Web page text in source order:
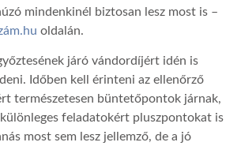
mindenkinél biztosan lesz most is –
oldalán.
járó vándordíjért idén is
Időben kell érinteni az ellenőrző
természetesen büntetőpontok járnak,
különleges feladatokért pluszpontokat is
most sem lesz jellemző, de a jó